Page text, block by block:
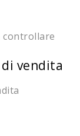
controllare
vendita